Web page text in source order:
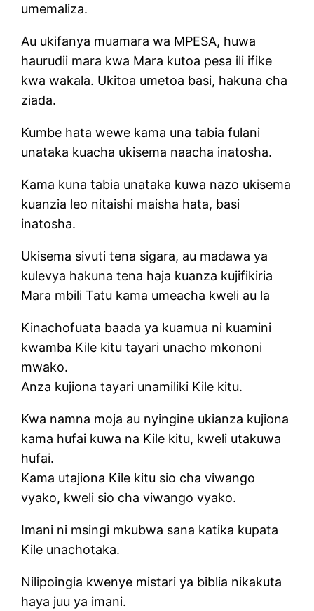
umemaliza.
Au ukifanya muamara wa MPESA, huwa
haurudii mara kwa Mara kutoa pesa ili ifike
kwa wakala. Ukitoa umetoa basi, hakuna cha
ziada.
Kumbe hata wewe kama una tabia fulani
unataka kuacha ukisema naacha inatosha.
Kama kuna tabia unataka kuwa nazo ukisema
kuanzia leo nitaishi maisha hata, basi
inatosha.
Ukisema sivuti tena sigara, au madawa ya
kulevya hakuna tena haja kuanza kujifikiria
Mara mbili Tatu kama umeacha kweli au la
Kinachofuata baada ya kuamua ni kuamini
kwamba Kile kitu tayari unacho mkononi
mwako.
Anza kujiona tayari unamiliki Kile kitu.
Kwa namna moja au nyingine ukianza kujiona
kama hufai kuwa na Kile kitu, kweli utakuwa
hufai.
Kama utajiona Kile kitu sio cha viwango
vyako, kweli sio cha viwango vyako.
Imani ni msingi mkubwa sana katika kupata
Kile unachotaka.
Nilipoingia kwenye mistari ya biblia nikakuta
haya juu ya imani.